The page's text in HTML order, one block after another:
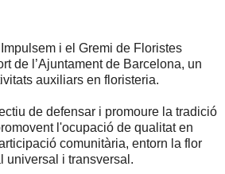
i el Gremi de Floristes
de l’Ajuntament de Barcelona, un
auxiliars en floristeria.
de defensar i promoure la tradició
l'ocupació de qualitat en
comunitària, entorn la flor
universal i transversal.